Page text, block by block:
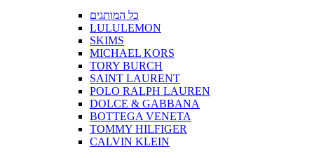
כל המותגים
LULULEMON
SKIMS
MICHAEL KORS
TORY BURCH
SAINT LAURENT
POLO RALPH LAUREN
DOLCE & GABBANA
BOTTEGA VENETA
TOMMY HILFIGER
CALVIN KLEIN